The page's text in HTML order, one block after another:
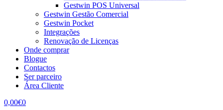
Gestwin POS Universal
Gestwin Gestão Comercial
Gestwin Pocket
Integrações
Renovação de Licenças
Onde comprar
Blogue
Contactos
Ser parceiro
Área Cliente
0,00€0